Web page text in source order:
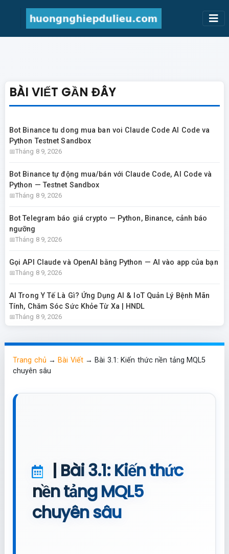
BÀI VIẾT GẦN ĐÂY
Bot Binance tu dong mua ban voi Claude Code AI Code va
Python Testnet Sandbox
Tháng 8 9, 2026
Bot Binance tự động mua/bán với Claude Code, AI Code và
Python — Testnet Sandbox
Tháng 8 9, 2026
Bot Telegram báo giá crypto — Python, Binance, cảnh báo
ngưỡng
Tháng 8 9, 2026
Gọi API Claude và OpenAI bằng Python — AI vào app của bạn
Tháng 8 9, 2026
AI Trong Y Tế Là Gì? Ứng Dụng AI & IoT Quản Lý Bệnh Mãn
Tính, Chăm Sóc Sức Khỏe Từ Xa | HNDL
Tháng 8 9, 2026
Trang chủ →Bài Viết→Bài 3.1: Kiến thức nền tảng MQL5
chuyên sâu
| Bài 3.1: Kiến thức
nền tảng MQL5
chuyên sâu